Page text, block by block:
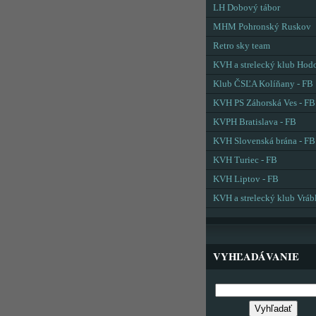
LH Dobový tábor
MHM Pohronský Ruskov
Retro sky team
KVH a strelecký klub
Klub ČSĽA Kolíňany - FB
KVH PS Záhorská Ves - FB
KVPH Bratislava - FB
KVH Slovenská brána - FB
KVH Turiec - FB
KVH Liptov - FB
KVH a strelecký klub
VYHĽADÁVANIE